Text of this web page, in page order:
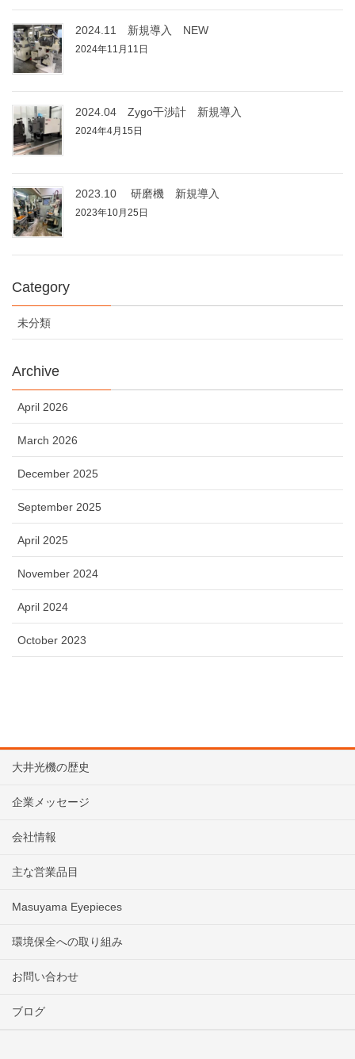
2024.11 新規導入 NEW
2024年11月11日
2024.04 Zygo干渉計 新規導入
2024年4月15日
2023.10 研磨機 新規導入
2023年10月25日
Category
未分類
Archive
April 2026
March 2026
December 2025
September 2025
April 2025
November 2024
April 2024
October 2023
大井光機の歴史
企業メッセージ
会社情報
主な営業品目
Masuyama Eyepieces
環境保全への取り組み
お問い合わせ
ブログ